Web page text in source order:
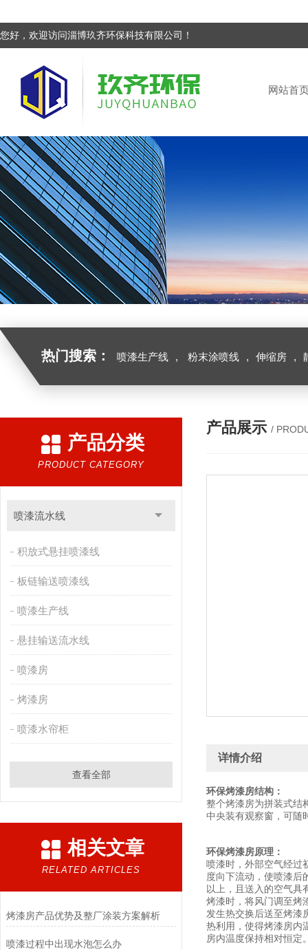
您好，欢迎访问淄博玖齐环保科技有限公司！
网站首
热门搜索： 喷漆生产线 , 粉末涂喷线 , 伸缩房 ,
产品分类
PRODUCT CATEGORY
喷漆流水线
积放式悬挂喷漆线
板链输送喷漆线
喷漆生产线
悬挂输送流水线
喷漆房
烤漆房
喷漆水帘柜
查看全部
相关文章
RELATED ARTICLES
烤漆房产品优势及整厂涂装方案解析
喷漆过程中出现水泡怎么办
产品展示 /
详情介绍
环保烤漆房结构：
整个烤漆房为拼装式结
中央装有观察窗，可随
环保烤漆房原理：
喷漆时，外部空气经过
度向下流动，使喷漆后
以上，且送入的空气具
烤漆时，将风门调至
发生热交换后送至烤漆
热利用，使得烤漆房内
房内温度保持相对恒定